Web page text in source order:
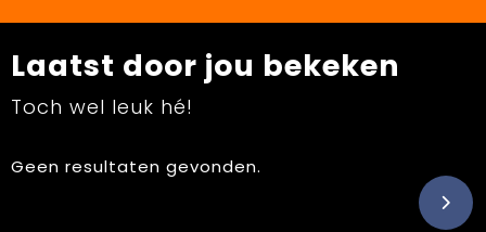
Laatst door jou bekeken
Toch wel leuk hé!
Geen resultaten gevonden.